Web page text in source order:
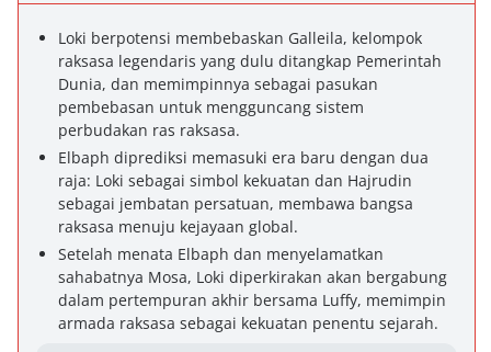
Loki berpotensi membebaskan Galleila, kelompok
raksasa legendaris yang dulu ditangkap Pemerintah
Dunia, dan memimpinnya sebagai pasukan
pembebasan untuk mengguncang sistem
perbudakan ras raksasa.
Elbaph diprediksi memasuki era baru dengan dua
raja: Loki sebagai simbol kekuatan dan Hajrudin
sebagai jembatan persatuan, membawa bangsa
raksasa menuju kejayaan global.
Setelah menata Elbaph dan menyelamatkan
sahabatnya Mosa, Loki diperkirakan akan bergabung
dalam pertempuran akhir bersama Luffy, memimpin
armada raksasa sebagai kekuatan penentu sejarah.